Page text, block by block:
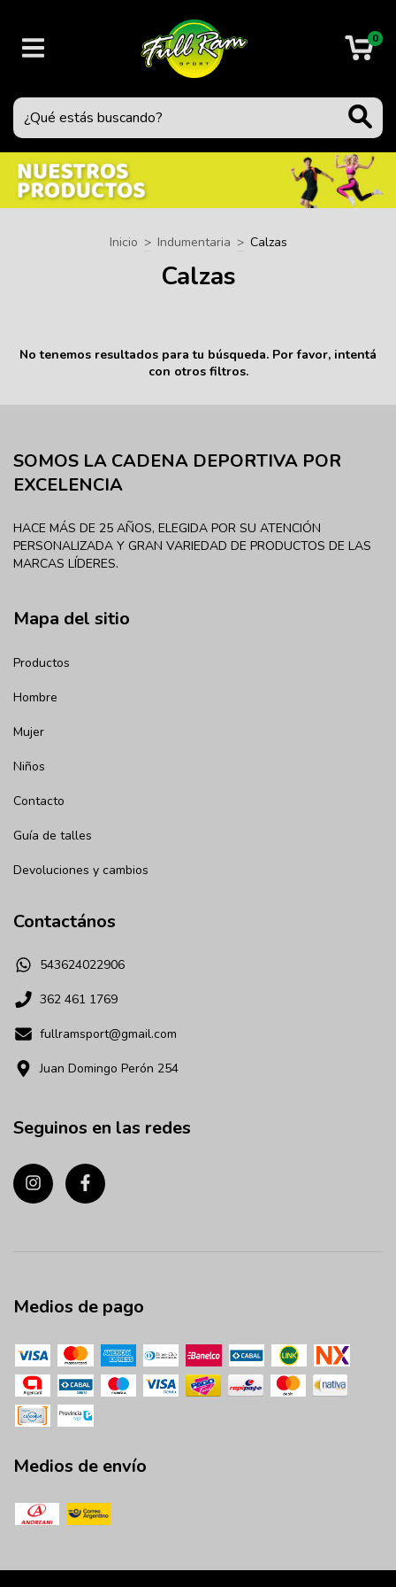
0
Inicio > Indumentaria > Calzas
Calzas
No tenemos resultados para tu búsqueda. Por favor, intentá
con otros filtros.
SOMOS LA CADENA DEPORTIVA POR
EXCELENCIA
HACE MÁS DE 25 AÑOS, ELEGIDA POR SU ATENCIÓN
PERSONALIZADA Y GRAN VARIEDAD DE PRODUCTOS DE LAS
MARCAS LÍDERES.
Mapa del sitio
Productos
Hombre
Mujer
Niños
Contacto
Guía de talles
Devoluciones y cambios
Contactános
543624022906
362 461 1769
fullramsport@gmail.com
Juan Domingo Perón 254
Seguinos en las redes
Medios de pago
Medios de envío